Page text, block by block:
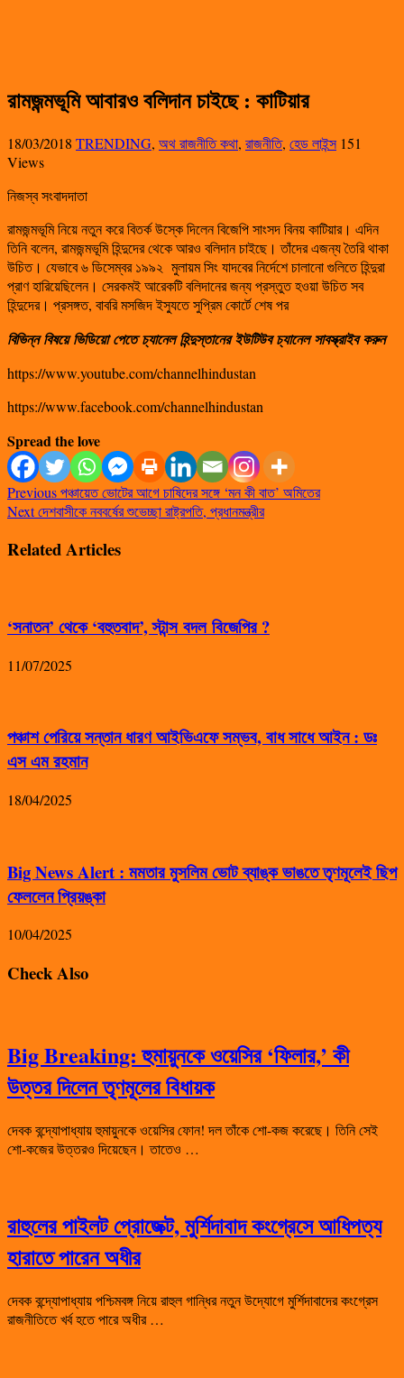
রামজন্মভূমি আবারও বলিদান চাইছে : কাটিয়ার
18/03/2018 TRENDING, অথ রাজনীতি কথা, রাজনীতি, হেড লাইন্স 151
Views
নিজস্ব সংবাদদাতা
রামজন্মভূমি নিয়ে নতুন করে বিতর্ক উস্কে দিলেন বিজেপি সাংসদ বিনয় কাটিয়ার। এদিন
তিনি বলেন, রামজন্মভূমি হিন্দুদের থেকে আরও বলিদান চাইছে। তাঁদের এজন্য তৈরি থাকা
উচিত। যেভাবে ৬ ডিসেম্বর ১৯৯২ মুলায়ম সিং যাদবের নির্দেশে চালানো গুলিতে হিন্দুরা
প্রাণ হারিয়েছিলেন। সেরকমই আরেকটি বলিদানের জন্য প্রস্তুত হওয়া উচিত সব
হিন্দুদের। প্রসঙ্গত, বাবরি মসজিদ ইস্যুতে সুপ্রিম কোর্টে শেষ পর
বিভিন্ন বিষয়ে ভিডিয়ো পেতে চ্যানেল হিন্দুস্তানের ইউটিউব চ্যানেল সাবস্ক্রাইব করুন
https://www.youtube.com/channelhindustan
https://www.facebook.com/channelhindustan
Spread the love
Previousপঞ্চায়েত ভোটের আগে চাষিদের সঙ্গে ‘মন কী বাত’ অমিতের
Nextদেশবাসীকে নববর্ষের শুভেচ্ছা রাষ্ট্রপতি, প্রধানমন্ত্রীর
Related Articles
‘সনাতন’ থেকে ‘বহুতবাদ’, স্টান্স বদল বিজেপির ?
11/07/2025
পঞ্চাশ পেরিয়ে সন্তান ধারণ আইভিএফে সম্ভব, বাধ সাধে আইন : ডঃ
এস এম রহমান
18/04/2025
Big News Alert : মমতার মুসলিম ভোট ব্যাঙ্ক ভাঙতে তৃণমূলেই ছিপ
ফেললেন প্রিয়ঙ্কা
10/04/2025
Check Also
Big Breaking: হুমায়ুনকে ওয়েসির ‘ফিলার,’ কী
উত্তর দিলেন তৃণমূলের বিধায়ক
দেবক বন্দ্যোপাধ্যায় হুমায়ুনকে ওয়েসির ফোন! দল তাঁকে শো-কজ করেছে। তিনি সেই
শো-কজের উত্তরও দিয়েছেন। তাতেও …
রাহুলের পাইলট প্রোজেক্ট, মুর্শিদাবাদ কংগ্রেসে আধিপত্য
হারাতে পারেন অধীর
দেবক বন্দ্যোপাধ্যায় পশ্চিমবঙ্গ নিয়ে রাহুল গান্ধির নতুন উদ্যোগে মুর্শিদাবাদের কংগ্রেস
রাজনীতিতে খর্ব হতে পারে অধীর …